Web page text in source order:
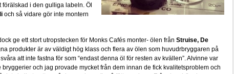
i den gulliga labeln. Öl
och så vidare gör inte montern
ge ett stort utropstecken för Monks Cafés monter- ölen från Struise, De
produkter är av väldigt hög klass och flera av ölen som huvudrbryggaren på
att inte fastna för som “endast denna öl för resten av kvällen”. Alvinne var
bryggerier och jag provade mycket från dem innan de fick kvalitetsproblem och